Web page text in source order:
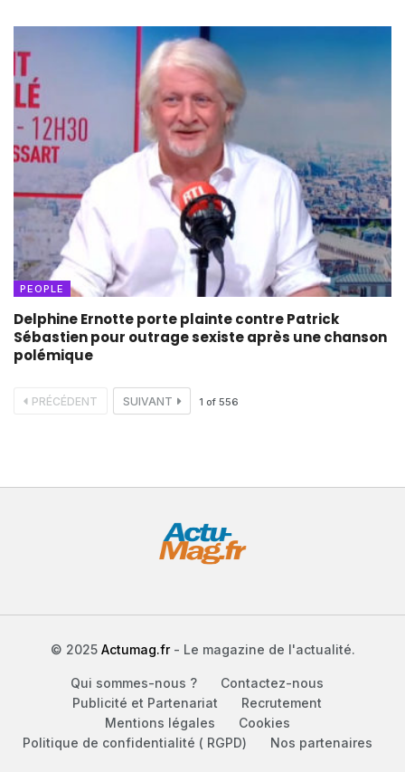
PEOPLE
Delphine Ernotte porte plainte contre Patrick
Sébastien pour outrage sexiste après une chanson
polémique
PRÉCÉDENT SUIVANT 1 of 556
© 2025 Actumag.fr- Le magazine de l'actualité.
Qui sommes-nous ?
Contactez-nous
Publicité et Partenariat
Recrutement
Mentions légales
Cookies
Politique de confidentialité ( RGPD)
Nos partenaires